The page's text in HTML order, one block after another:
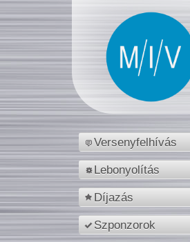
Versenyfelhívás
Lebonyolítás
Díjazás
Szponzorok